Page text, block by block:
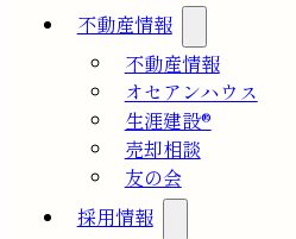
不動産情報
不動産情報
オセアンハウス
生涯建設®
売却相談
友の会
採用情報